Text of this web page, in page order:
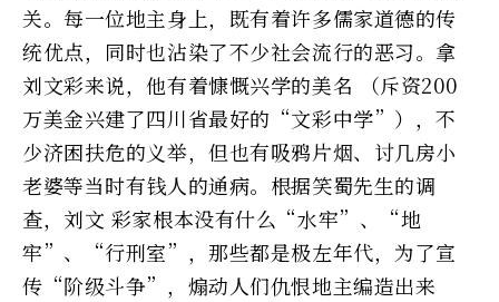
关。每一位地主身上，既有着许多儒家道德的传
统优点，同时也沾染了不少社会流行的恶习。拿
刘文彩来说，他有着慷慨兴学的美名 （斥资200
万美金兴建了四川省最好的“文彩中学”），不
少济困扶危的义举，但也有吸鸦片烟、讨几房小
老婆等当时有钱人的通病。根据笑蜀先生的调
查，刘文 彩家根本没有什么“水牢”、“地
牢”、“行刑室”，那些都是极左年代，为了宣
传“阶级斗争”，煽动人们仇恨地主编造出来